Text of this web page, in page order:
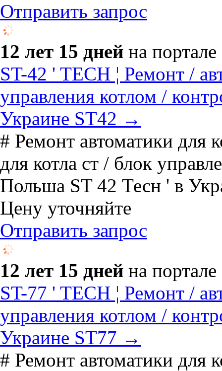
Отправить запрос
12 лет 15 дней на портале
ST-42 ' TECH ¦ Ремонт /
управления котлом /
Украине ST42 →
# Ремонт автоматики для
для котла ст / блок
Польша ST 42 Тесн ' в
Цену уточняйте
Отправить запрос
12 лет 15 дней на портале
ST-77 ' TECH ¦ Ремонт /
управления котлом /
Украине ST77 →
# Ремонт автоматики для